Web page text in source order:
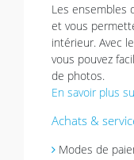
Les ensembles
et vous
intérieur. Avec
vous pouvez
de photos.
En savoir plus
Achats &
Modes de